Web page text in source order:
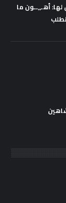
أهـ,,ــون ما